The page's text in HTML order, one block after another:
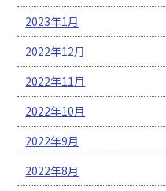
2023年1月
2022年12月
2022年11月
2022年10月
2022年9月
2022年8月